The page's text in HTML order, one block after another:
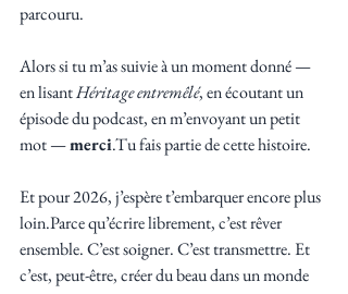
parcouru.
Alors si tu m’as suivie à un moment donné —
en lisant Héritage entremêlé, en écoutant un
épisode du podcast, en m’envoyant un petit
mot — merci.Tu fais partie de cette histoire.
Et pour 2026, j’espère t’embarquer encore plus
loin.Parce qu’écrire librement, c’est rêver
ensemble. C’est soigner. C’est transmettre. Et
c’est, peut-être, créer du beau dans un monde